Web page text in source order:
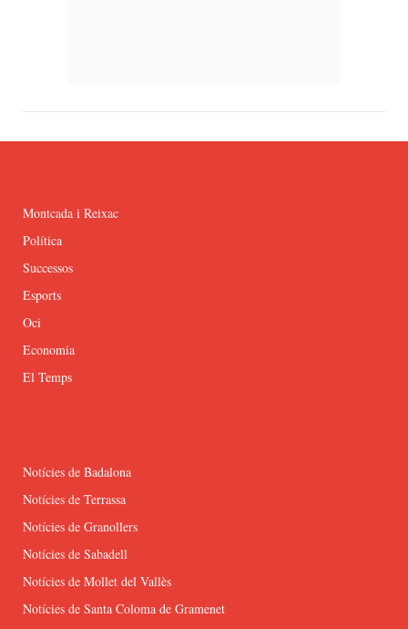
Montcada i Reixac
Política
Successos
Esports
Oci
Economia
El Temps
Notícies de Badalona
Notícies de Terrassa
Notícies de Granollers
Notícies de Sabadell
Notícies de Mollet del Vallès
Notícies de Santa Coloma de Gramenet